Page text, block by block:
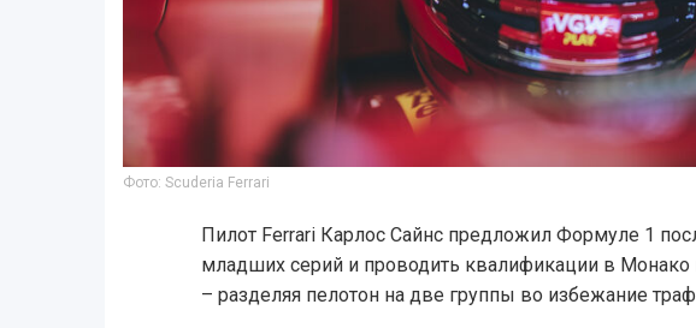
Фото: Scuderia Ferrari
Пилот Ferrari Карлос Сайнс предложил Формуле 1
младших серий и проводить квалификации в
– разделяя пелотон на две группы во избежание